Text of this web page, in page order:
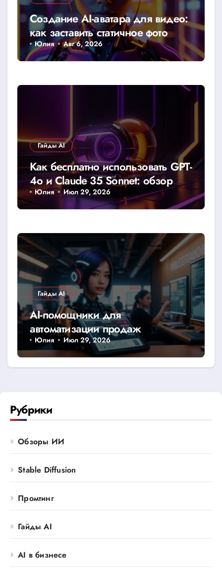
Создание AI-аватара для видео:
как заставить статичное фото
говорить
Юлия Авг 6, 2026
Гайды AI
Как бесплатно использовать GPT-
4o и Claude 35 Sonnet: обзор
доступных лимитов и хаков
Юлия Июл 29, 2026
Гайды AI
AI-помощники для
автоматизации продаж
Юлия Июл 29, 2026
Рубрики
Обзоры ИИ
Stable Diffusion
Промтинг
Гайды AI
AI в бизнесе